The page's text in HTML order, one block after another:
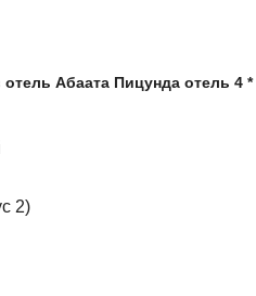
Абаата Пицунда отель 4 *
2)